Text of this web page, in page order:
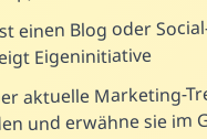
einen Blog oder
Eigeninitiative
aktuelle Marketing-
und erwähne sie im